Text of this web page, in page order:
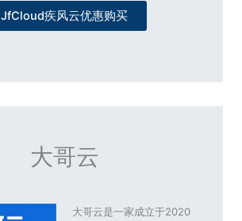
JfCloud疾风云优惠购买
大哥云
大哥云是一家成立于2020